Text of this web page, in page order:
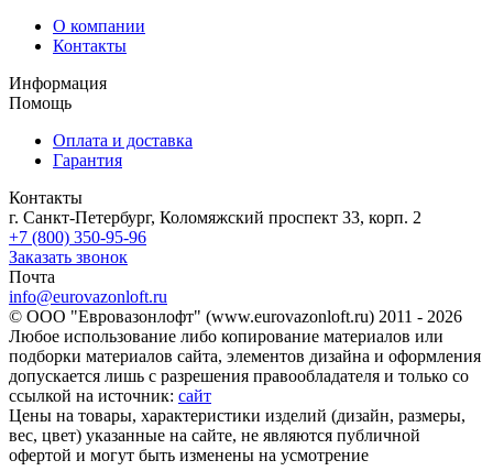
О компании
Контакты
Информация
Помощь
Оплата и доставка
Гарантия
Контакты
г. Санкт-Петербург, Коломяжский проспект 33, корп. 2
+7 (800) 350-95-96
Заказать звонок
Почта
info@eurovazonloft.ru
© ООО "Евровазонлофт" (www.eurovazonloft.ru) 2011 - 2026
Любое использование либо копирование материалов или
подборки материалов сайта, элементов дизайна и оформления
допускается лишь с разрешения правообладателя и только со
ссылкой на источник: сайт
Цены на товары, характеристики изделий (дизайн, размеры,
вес, цвет) указанные на сайте, не являются публичной
офертой и могут быть изменены на усмотрение